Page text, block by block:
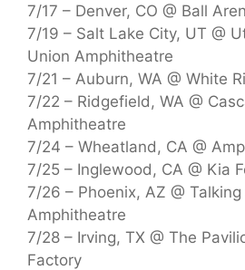
7/17 – Denver, CO @ Ball
7/19 – Salt Lake City, UT @
Union Amphitheatre
7/21 – Auburn, WA @ White
7/22 – Ridgefield, WA @
Amphitheatre
7/24 – Wheatland, CA @
7/25 – Inglewood, CA @ Kia
7/26 – Phoenix, AZ @
Amphitheatre
7/28 – Irving, TX @ The
Factory